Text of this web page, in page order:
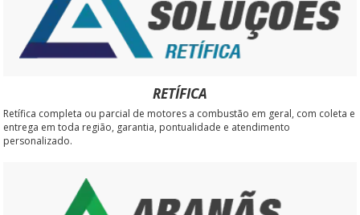
RETÍFICA
Retífica completa ou parcial de motores a combustão em geral, com coleta e
entrega em toda região, garantia, pontualidade e atendimento
personalizado.